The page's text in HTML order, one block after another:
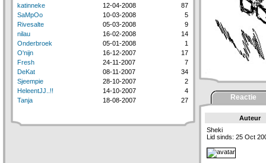
katinneke
12-04-2008
87
SaMpOo
10-03-2008
5
Rivesalte
05-03-2008
9
nilau
16-02-2008
14
Onderbroek
05-01-2008
1
O'nijn
16-12-2007
17
Fresh
24-11-2007
7
DeKat
08-11-2007
34
Sjeempie
28-10-2007
2
HeleentJJ..!!
14-10-2007
4
Tanja
18-08-2007 27 Reactie
Auteur
Sheki
Lid sinds: 25 Oct